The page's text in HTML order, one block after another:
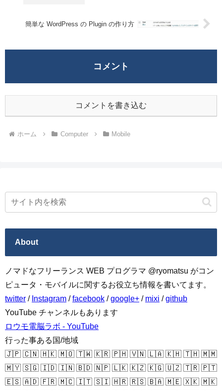
簡単な WordPress の Plugin の作り方
コメント
コメントを書き込む
ホーム Computer Mobile
About
ノマドなフリーランス WEB プログラマ @ryomatsu がコン
ピュータ・モバイルに関するお役立ち情報を書いてます。
twitter / Instagram /facebook /google+ / mixi /github
YouTube チャンネルもあります
ロウモ電脳ラボ - YouTube
行った事ある国/地域
🇯🇵 🇨🇳 🇭🇰 🇲🇴 🇹🇼 🇰🇷 🇵🇭 🇻🇳 🇱🇦 🇰🇭 🇹🇭 🇲🇲
🇲🇾 🇸🇬 🇮🇩 🇮🇳 🇧🇩 🇳🇵 🇱🇰 🇰🇿 🇰🇬 🇺🇿 🇹🇷 🇵🇹
🇪🇸 🇦🇩 🇫🇷 🇲🇨 🇮🇹 🇸🇮 🇭🇷 🇷🇸 🇧🇦 🇲🇪 🇽🇰 🇲🇰